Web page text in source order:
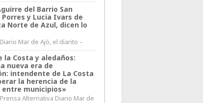
del Barrio San
y Lucia Ivars de
Norte de Azul, dicen lo
Mar de Ajó, el diarito –
la Costa y aledaños:
nueva era de
intendente de La Costa
la herencia de la
municipios»
Alternativa Diario Mar de